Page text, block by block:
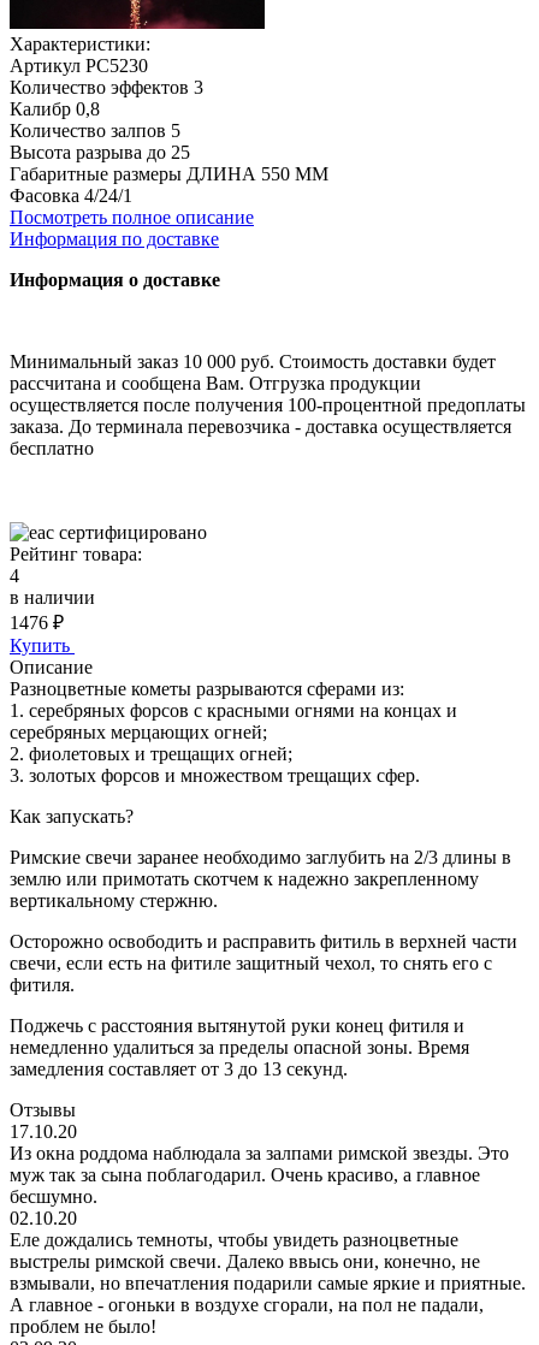
Характеристики:
Артикул РС5230
Количество эффектов 3
Калибр 0,8
Количество залпов 5
Высота разрыва до 25
Габаритные размеры ДЛИНА 550 ММ
Фасовка 4/24/1
Посмотреть полное описание
Информация по доставке
Информация о доставке
Минимальный заказ 10 000 руб. Стоимость доставки будет
рассчитана и сообщена Вам. Отгрузка продукции
осуществляется после получения 100-процентной предоплаты
заказа. До терминала перевозчика - доставка осуществляется
бесплатно
cертифицировано
Рейтинг товара:
4
в наличии
1476 ₽
Купить
Описание
Разноцветные кометы разрываются сферами из:
1. серебряных форсов с красными огнями на концах и
серебряных мерцающих огней;
2. фиолетовых и трещащих огней;
3. золотых форсов и множеством трещащих сфер.
Как запускать?
Римские свечи заранее необходимо заглубить на 2/3 длины в
землю или примотать скотчем к надежно закрепленному
вертикальному стержню.
Осторожно освободить и расправить фитиль в верхней части
свечи, если есть на фитиле защитный чехол, то снять его с
фитиля.
Поджечь с расстояния вытянутой руки конец фитиля и
немедленно удалиться за пределы опасной зоны. Время
замедления составляет от 3 до 13 секунд.
Отзывы
17.10.20
Из окна роддома наблюдала за залпами римской звезды. Это
муж так за сына поблагодарил. Очень красиво, а главное
бесшумно.
02.10.20
Еле дождались темноты, чтобы увидеть разноцветные
выстрелы римской свечи. Далеко ввысь они, конечно, не
взмывали, но впечатления подарили самые яркие и приятные.
А главное - огоньки в воздухе сгорали, на пол не падали,
проблем не было!